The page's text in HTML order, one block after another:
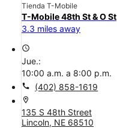
Tienda T-Mobile
T-Mobile 48th St & O St
3.3 miles away
access_time
Jue.:
10:00 a.m. a 8:00 p.m.
call (402) 858-1619
location_on
135 S 48th Street
Lincoln, NE 68510